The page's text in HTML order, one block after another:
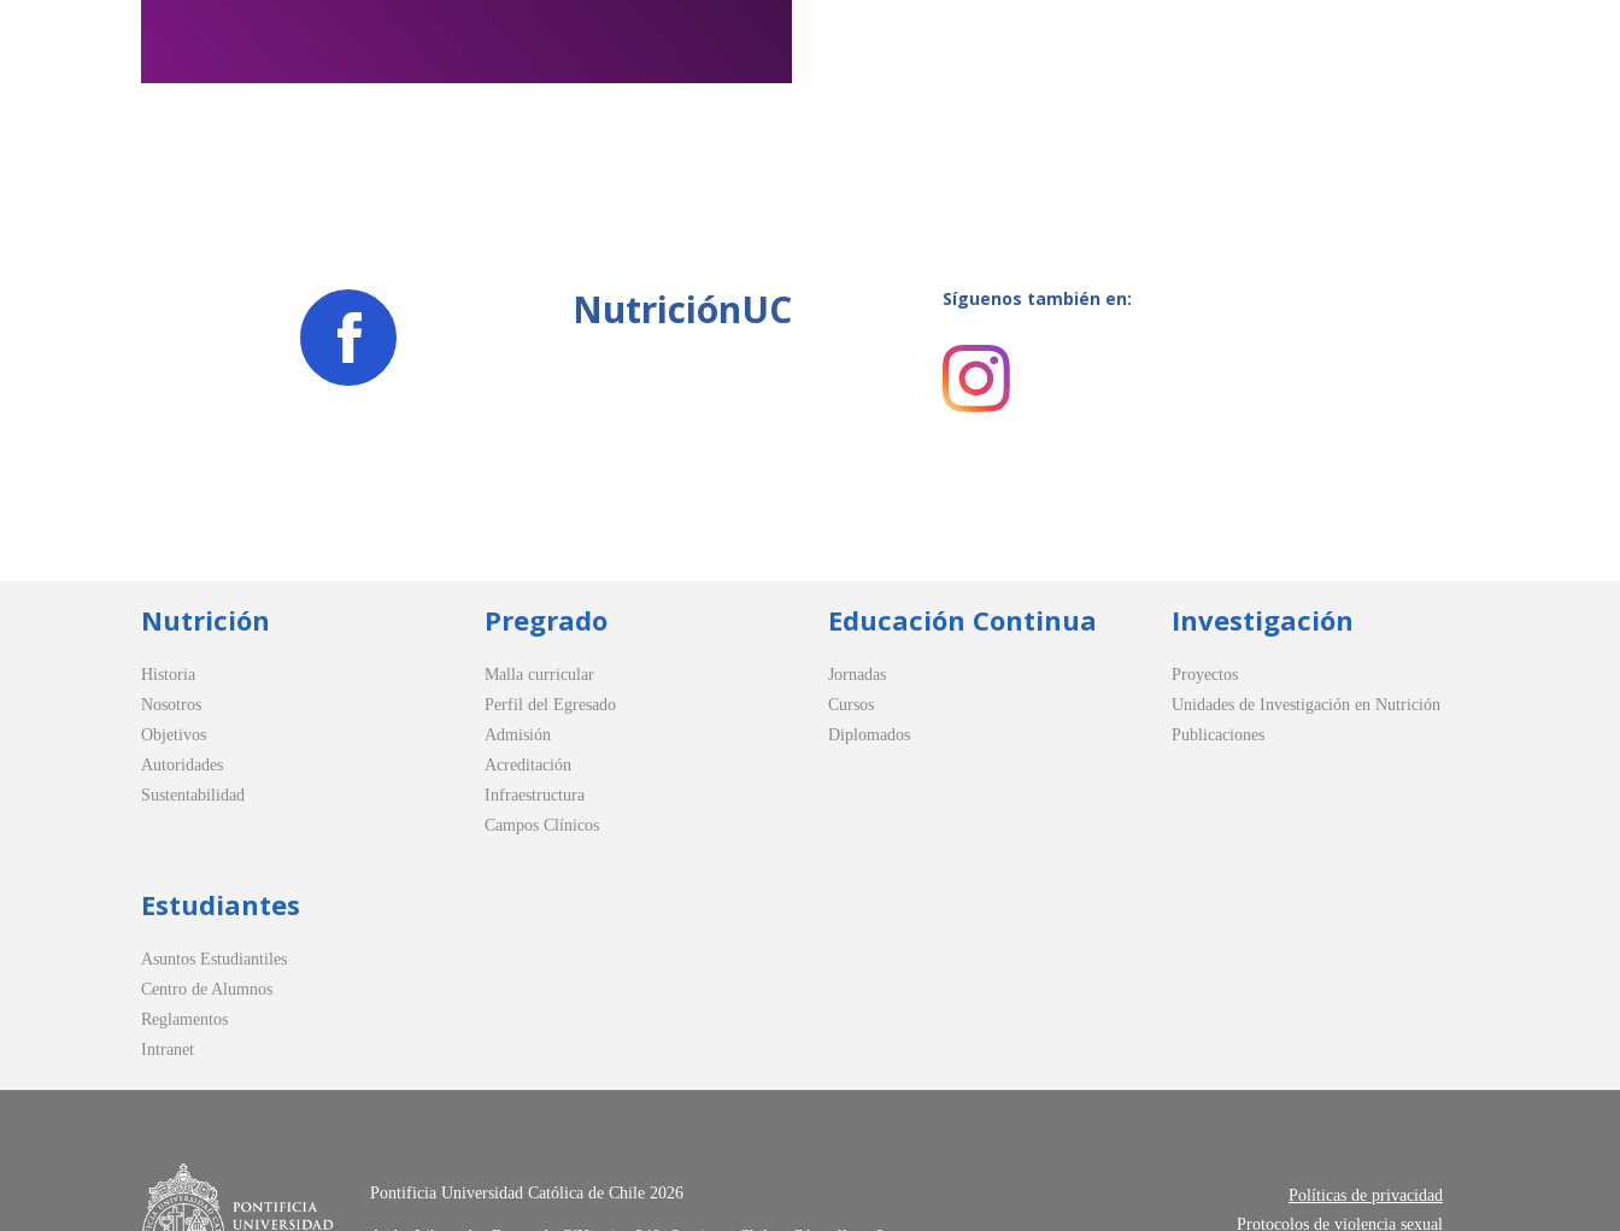
NutriciónUC Síguenos también en:
Nutrición
Historia
Nosotros
Objetivos
Autoridades
Sustentabilidad
Pregrado
Malla curricular
Perfil del Egresado
Admisión
Acreditación
Infraestructura
Campos Clínicos
Educación Continua
Jornadas
Cursos
Diplomados
Investigación
Proyectos
Unidades de Investigación en Nutrición
Publicaciones
Estudiantes
Asuntos Estudiantiles
Centro de Alumnos
Reglamentos
Intranet
Pontificia Universidad Católica de Chile 2026
Políticas de privacidad
Protocolos de violencia sexual